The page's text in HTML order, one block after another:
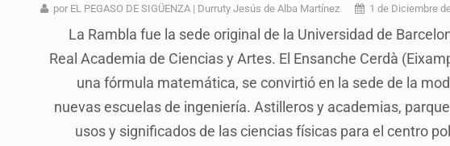
Vecinos de Mirador de San Isidro denuncian tala;
Reporta 627 acciones tras inundación en
Fiscalía continúa búsqueda de Ricardo Cabezas
Proponen consulta popular por desarrollo de
Buscan a otros tres por feminicidio de Valeria
por EL PEGASO DE SIGÜENZA | Durruty Jesús de Alba Martínez 1 de Diciembre
La Rambla fue la sede original de la Universidad de
Real Academia de Ciencias y Artes. El Ensanche Cerdà
una fórmula matemática, se convirtió en la sede de la
nuevas escuelas de ingeniería. Astilleros y academias,
usos y significados de las ciencias físicas para el centro